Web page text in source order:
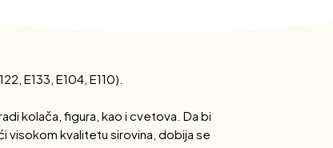
E133, E104, E110).
kolača, figura, kao i cvetova. Da bi
visokom kvalitetu sirovina, dobija se